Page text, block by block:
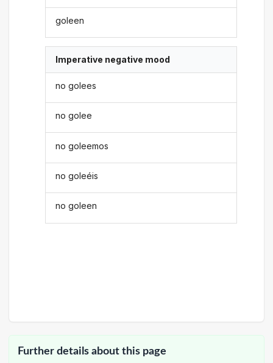
goleen
Imperative negative mood
no golees
no golee
no goleemos
no goleéis
no goleen
Further details about this page